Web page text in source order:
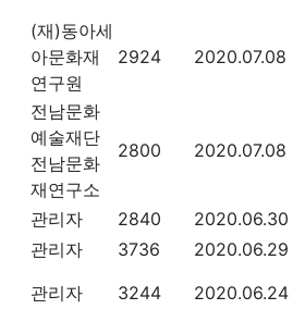
(재)동아세
아문화재
연구원
2924 2020.07.08
전남문화
예술재단
전남문화
재연구소
2800 2020.07.08
관리자 2840
2020.06.30
관리자 3736
2020.06.29
관리자 3244 2020.06.24